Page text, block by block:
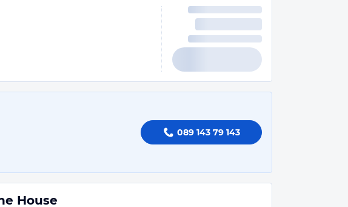
089 143 79 143
House